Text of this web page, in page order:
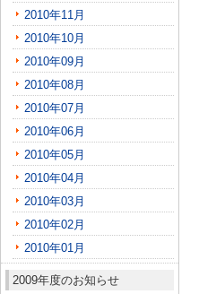
2010年11月
2010年10月
2010年09月
2010年08月
2010年07月
2010年06月
2010年05月
2010年04月
2010年03月
2010年02月
2010年01月
2009年度のお知らせ